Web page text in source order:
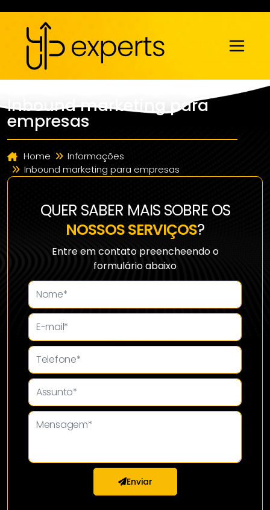
Inbound marketing para
empresas
Home
Informações
Inbound marketing para empresas
QUER SABER MAIS SOBRE OS
NOSSOS SERVIÇOS?
Entre em contato preencheendo o
formulário abaixo
Enviar